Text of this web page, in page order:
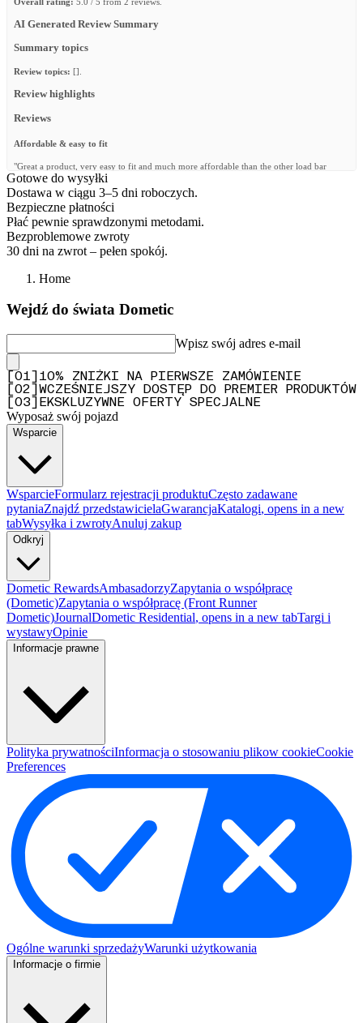
AI Generated Review Summary
Summary topics
Review topics: [].
Review highlights
Reviews
Affordable & easy to fit
"Great a product, very easy to fit and much more affordable than the other load bar
brands on the market. only down side wind noice is quite bad."
—Nicolaas L. (5/5)
Excellent quality
"Very happy with this purchase. Looks great and functionally better than Land Rover
Defender OEM option. The stretch tie downs are a good addition to secure loads."
Trevor L.(5/5
Gotowe do wysyłki
Dostawa w ciągu 3–5 dni roboczych.
Bezpieczne płatności
Płać pewnie sprawdzonymi metodami.
Bezproblemowe zwroty
30 dni na zwrot – pełen spokój.
Home
Wejdź do świata Dometic
Wpisz swój adres e-mail
01
10% ZNIŻKI NA PIERWSZE ZAMÓWIENIE
02
WCZEŚNIEJSZY DOSTĘP DO PREMIER PRODUKTÓW
03 EKSKLUZYWNE OFERTY SPECJALNE
Wyposaż swój pojazd
Wsparcie
WsparcieFormularz rejestracji produktuCzęsto zadawane
pytaniaZnajdź przedstawicielaGwarancjaKatalogi, opens in a new
tabWysyłka i zwrotyAnuluj zakup
Odkryj
Dometic RewardsAmbasadorzyZapytania o współpracę
(Dometic)Zapytania o współpracę (Front Runner
Dometic)JournalDometic Residential, opens in a new tabTargi i
wystawyOpinie
Informacje prawne
Polityka prywatnościInformacja o stosowaniu plikow cookieCookie
Preferences
Ogólne warunki sprzedażyWarunki użytkowania
Informacje o firmie